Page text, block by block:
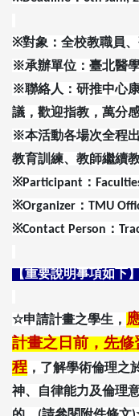
※對象：全校教職員
※承辦單位：臺北醫
※聯絡人：研推中心
議，歡迎指教，萬分
※本活動各場次全程
教育訓練、教師繼續
※Participant ：
※Organizer ： TMU
※Contact Person ：
【重要說明事項如下】
☆申請計畫之學生，
計畫之日前，先修
程 ，了解學術倫理之
神、自律能力及倫理